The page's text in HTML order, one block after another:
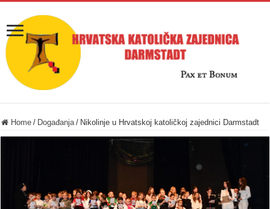
Home / Događanja / Nikolinje u Hrvatskoj katoličkoj zajednici Darmstadt